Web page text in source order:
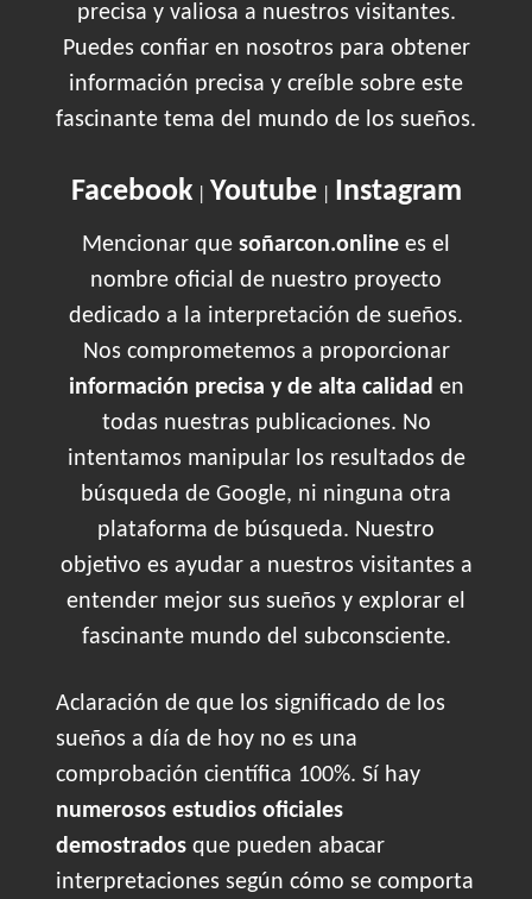
precisa y valiosa a nuestros visitantes.
Puedes confiar en nosotros para obtener
información precisa y creíble sobre este
fascinante tema del mundo de los sueños.
Facebook| Youtube| Instagram
Mencionar que soñarcon.online es el
nombre oficial de nuestro proyecto
dedicado a la interpretación de sueños.
Nos comprometemos a proporcionar
información precisa y de alta calidad en
todas nuestras publicaciones. No
intentamos manipular los resultados de
búsqueda de Google, ni ninguna otra
plataforma de búsqueda. Nuestro
objetivo es ayudar a nuestros visitantes a
entender mejor sus sueños y explorar el
fascinante mundo del subconsciente.
Aclaración de que los significado de los
sueños a día de hoy no es una
comprobación científica 100%. Sí hay
numerosos estudios oficiales
demostrados que pueden abacar
interpretaciones según cómo se comporta